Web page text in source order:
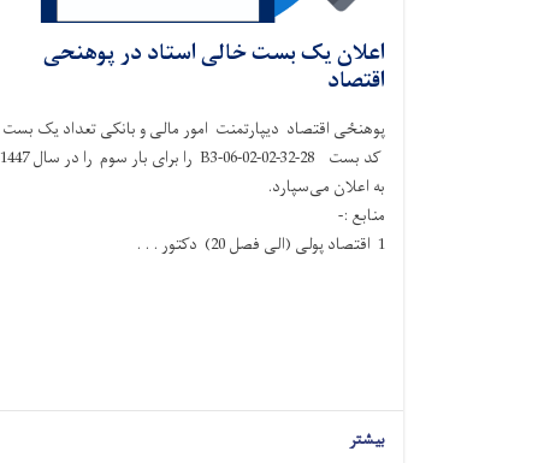
اعلان یک بست خالی استاد در پوهنحی
اقتصاد
پوهنځی اقتصاد دیپارتمنت امور مالی و بانکی تعداد یک بست
کد بست 28-32-B3-06-02-02 را برای بار سوم را در سال 1447
به اعلان می‌سپارد.
منابع :-
1 اقتصاد پولی (الی فصل 20) دکتور . . .
بیشتر